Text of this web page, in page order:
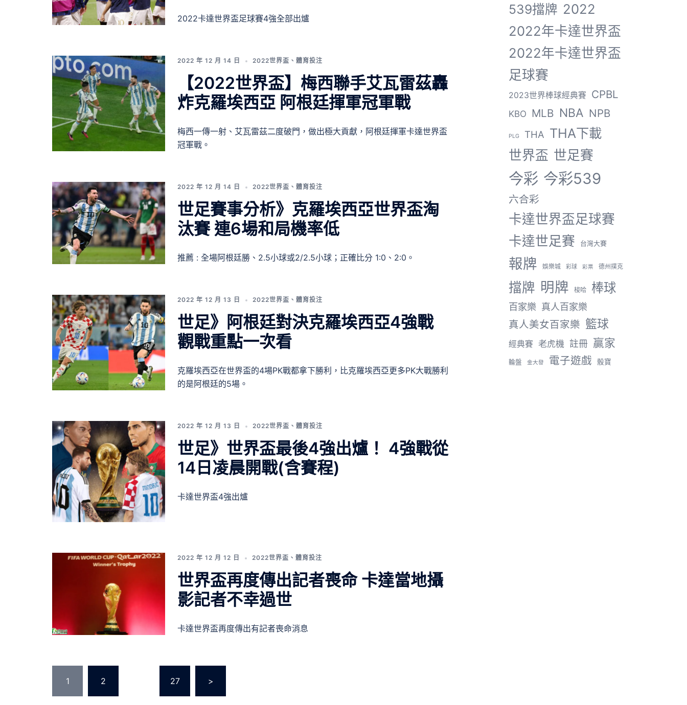
2022卡達世界盃足球賽4強全部出爐
2022 年 12 月 14 日 2022世界盃 、體育投注
【2022世界盃】梅西聯手艾瓦雷茲轟
炸克羅埃西亞 阿根廷揮軍冠軍戰
梅西一傳一射、艾瓦雷茲二度破門，做出極大貢獻，阿根廷揮軍卡達世界盃
冠軍戰。
2022 年 12 月 14 日 2022世界盃 、體育投注
世足賽事分析》克羅埃西亞世界盃淘
汰賽 連6場和局機率低
推薦 : 全場阿根廷勝、2.5小球或2/2.5小球；正確比分 1:0、2:0。
2022 年 12 月 13 日 2022世界盃 、體育投注
世足》阿根廷對決克羅埃西亞4強戰
觀戰重點一次看
克羅埃西亞在世界盃的4場PK戰都拿下勝利，比克羅埃西亞更多PK大戰勝利
的是阿根廷的5場。
2022 年 12 月 13 日 2022世界盃 、體育投注
世足》世界盃最後4強出爐！ 4強戰從
14日凌晨開戰(含賽程)
卡達世界盃4強出爐
2022 年 12 月 12 日 2022世界盃 、體育投注
世界盃再度傳出記者喪命 卡達當地攝
影記者不幸過世
卡達世界盃再度傳出有記者喪命消息
文
1 2 27 >
539擋牌 2022
2022年卡達世界盃
2022年卡達世界盃
足球賽
2023世界棒球經典賽 CPBL
KBO MLB NBA NPB
PLG THA THA下載
世界盃 世足賽
今彩 今彩539
六合彩
卡達世界盃足球賽
卡達世足賽
台灣大賽
報牌 娛樂城 彩球 彩票 德州撲克
擋牌 明牌 梭哈 棒球
百家樂 真人百家樂
真人美女百家樂 籃球
經典賽 老虎機 註冊 贏家
輪盤 金大發 電子遊戲 骰寶